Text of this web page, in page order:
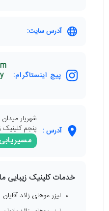
آدرس سایت:
پیج اینستاگرام:
آدرس :
شهریار
پنجم کلینیک
مسیریابی
خدمات کلینیک زیبایی
لیزر موهای زائد آقایان